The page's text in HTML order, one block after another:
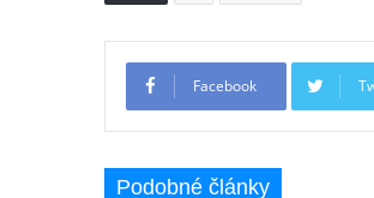
ChlumuFacebook
Podobné články